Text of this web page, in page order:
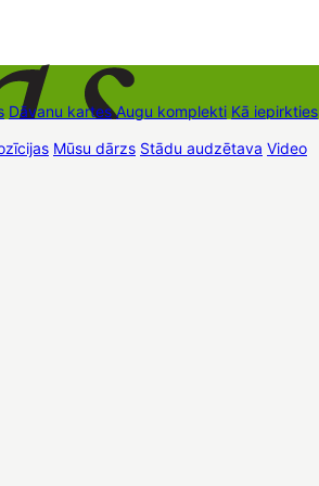
Dāvanu kartes Augu komplekti Kā iepirkties
Mūsu dārzs Stādu audzētava Video